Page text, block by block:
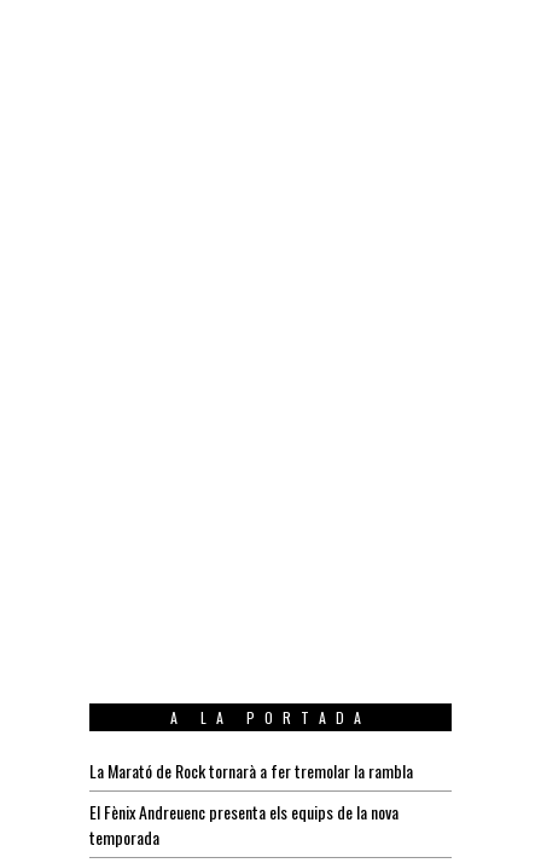
A LA PORTADA
La Marató de Rock tornarà a fer tremolar la rambla
El Fènix Andreuenc presenta els equips de la nova
temporada